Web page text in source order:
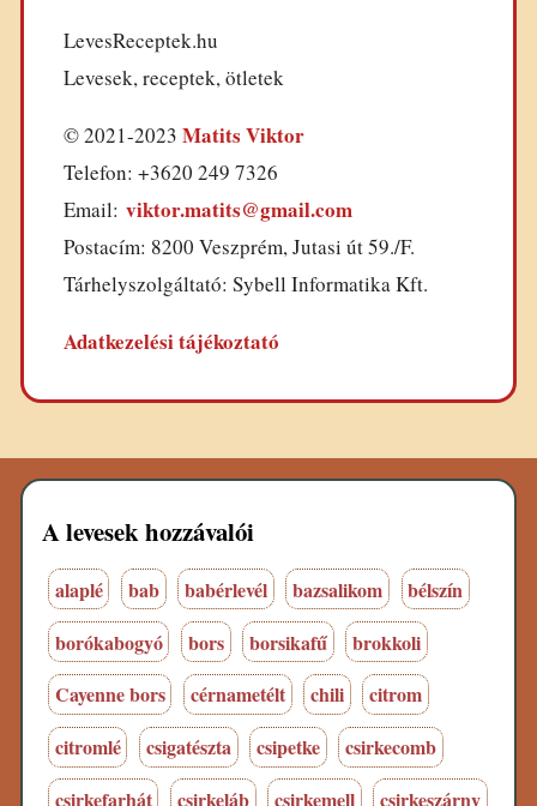
LevesReceptek.hu
Levesek, receptek, ötletek
© 2021-2023 Matits Viktor
Telefon: +3620 249 7326
Email: viktor.matits@gmail.com
Postacím: 8200 Veszprém, Jutasi út 59./F.
Tárhelyszolgáltató: Sybell Informatika Kft.
Adatkezelési tájékoztató
A levesek hozzávalói
alaplé bab babérlevél bazsalikom
bélszín
borókabogyó
bors borsikafű
brokkoli
Cayenne bors
cérnametélt chili
citrom
citromlé
csigatészta csipetke
csirkecomb
csirkefarhát
csirkeláb csirkemell
csirkeszárny